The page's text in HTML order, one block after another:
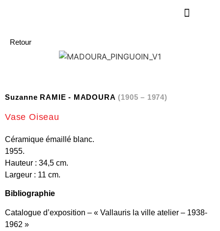
Retour
Suzanne RAMIE - MADOURA (1905 – 1974)
Vase Oiseau
Céramique émaillé blanc.
1955.
Hauteur : 34,5 cm.
Largeur : 11 cm.
Bibliographie
Catalogue d’exposition – « Vallauris la ville atelier – 1938-
1962 »